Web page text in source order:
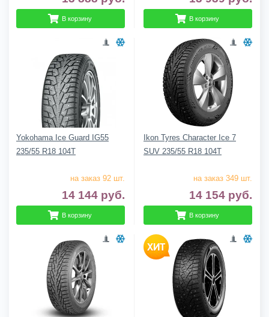
В корзину В корзину
Yokohama Ice Guard IG55
235/55 R18 104T
на заказ 92 шт.
14 144 руб.
В корзину
Ikon Tyres Character Ice 7
SUV 235/55 R18 104T
на заказ 349 шт.
14 154 руб.
В корзину